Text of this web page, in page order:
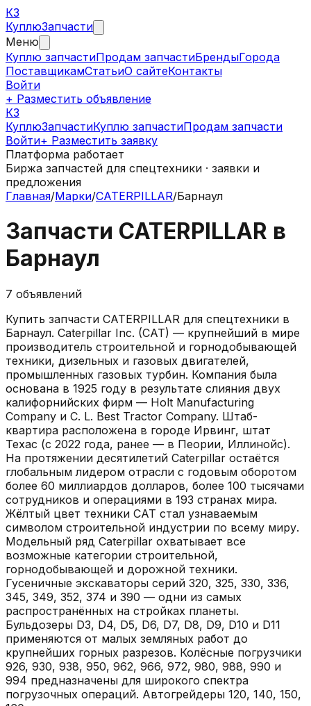
КЗ
КуплюЗапчасти
Меню
Куплю запчастиПродам запчастиБрендыГорода
ПоставщикамСтатьиО сайтеКонтакты
Войти
+ Разместить объявление
КЗ
КуплюЗапчастиКуплю запчастиПродам запчасти
Войти+ Разместить заявку
Платформа работает
Биржа запчастей для спецтехники · заявки и
предложения
Главная/Марки/CATERPILLAR/Барнаул
Запчасти CATERPILLAR в
Барнаул
7 объявлений
Купить запчасти CATERPILLAR для спецтехники в
Барнаул. Caterpillar Inc. (CAT) — крупнейший в мире
производитель строительной и горнодобывающей
техники, дизельных и газовых двигателей,
промышленных газовых турбин. Компания была
основана в 1925 году в результате слияния двух
калифорнийских фирм — Holt Manufacturing
Company и C. L. Best Tractor Company. Штаб-
квартира расположена в городе Ирвинг, штат
Техас (с 2022 года, ранее — в Пеории, Иллинойс).
На протяжении десятилетий Caterpillar остаётся
глобальным лидером отрасли с годовым оборотом
более 60 миллиардов долларов, более 100 тысячами
сотрудников и операциями в 193 странах мира.
Жёлтый цвет техники CAT стал узнаваемым
символом строительной индустрии по всему миру.
Модельный ряд Caterpillar охватывает все
возможные категории строительной,
горнодобывающей и дорожной техники.
Гусеничные экскаваторы серий 320, 325, 330, 336,
345, 349, 352, 374 и 390 — одни из самых
распространённых на стройках планеты.
Бульдозеры D3, D4, D5, D6, D7, D8, D9, D10 и D11
применяются от малых земляных работ до
крупнейших горных разрезов. Колёсные погрузчики
926, 930, 938, 950, 962, 966, 972, 980, 988, 990 и
994 предназначены для широкого спектра
погрузочных операций. Автогрейдеры 120, 140, 150,